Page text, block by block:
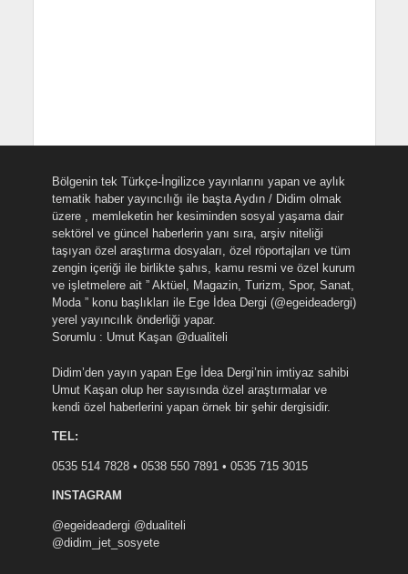
Bölgenin tek Türkçe-İngilizce yayınlarını yapan ve aylık
tematik haber yayıncılığı ile başta Aydın / Didim olmak
üzere , memleketin her kesiminden sosyal yaşama dair
sektörel ve güncel haberlerin yanı sıra, arşiv niteliği
taşıyan özel araştırma dosyaları, özel röportajları ve tüm
zengin içeriği ile birlikte şahıs, kamu resmi ve özel kurum
ve işletmelere ait ” Aktüel, Magazin, Turizm, Spor, Sanat,
Moda ” konu başlıkları ile Ege İdea Dergi (@egeideadergi)
yerel yayıncılık önderliği yapar.
Sorumlu : Umut Kaşan @dualiteli
Didim’den yayın yapan Ege İdea Dergi’nin imtiyaz sahibi
Umut Kaşan olup her sayısında özel araştırmalar ve
kendi özel haberlerini yapan örnek bir şehir dergisidir.
TEL:
0535 514 7828 • 0538 550 7891 • 0535 715 3015
INSTAGRAM
@egeideadergi @dualiteli
@didim_jet_sosyete